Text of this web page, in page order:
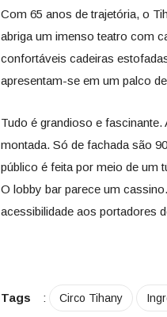
Com 65 anos de trajetória, o
abriga um imenso teatro com
confortáveis cadeiras
apresentam-se em um palco
Tudo é grandioso e
montada. Só de fachada são
público é feita por meio de um
O lobby bar parece um
acessibilidade aos portadores
Tags : Circo Tihany